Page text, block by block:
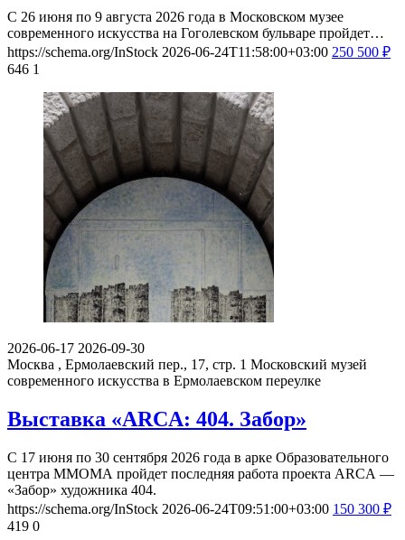
С 26 июня по 9 августа 2026 года в Московском музее
современного искусства на Гоголевском бульваре пройдет…
https://schema.org/InStock 2026-06-24T11:58:00+03:00 250 500 ₽
646 1
2026-06-17 2026-09-30
Москва , Ермолаевский пер., 17, стр. 1 Московский музей
современного искусства в Ермолаевском переулке
Выставка «ARCA: 404. Забор»
С 17 июня по 30 сентября 2026 года в арке Образовательного
центра ММОМА пройдет последняя работа проекта ARCA —
«Забор» художника 404.
https://schema.org/InStock 2026-06-24T09:51:00+03:00 150 300 ₽
419 0